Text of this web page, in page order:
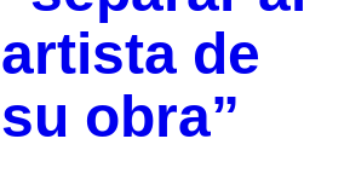
artista de
su obra”